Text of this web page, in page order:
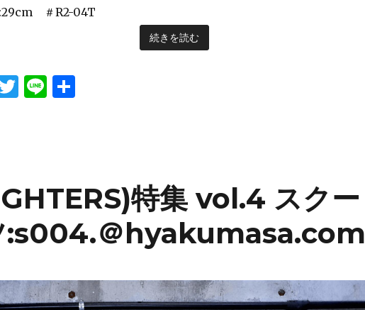
＃R2-04T
続きを読む
T Li 共
特集 vol.4 スクー
:s004.＠hyakumasa.com